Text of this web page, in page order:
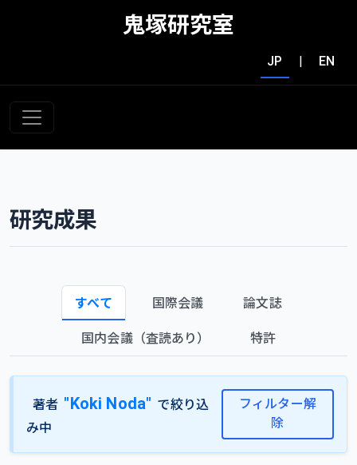
鬼塚研究室
JP | EN
研究成果
すべて 国際会議 論文誌
国内会議（査読あり） 特許
著者 "Koki Noda" で絞り込
み中
フィルター解
除